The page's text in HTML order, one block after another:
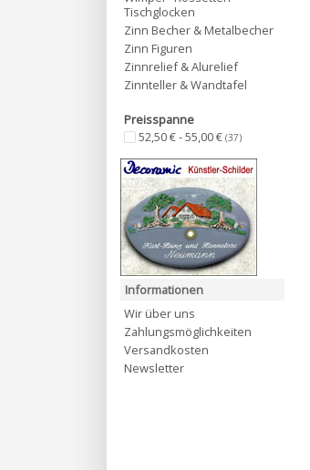
Tischglocken
Zinn Becher & Metalbecher
Zinn Figuren
Zinnrelief & Alurelief
Zinnteller & Wandtafel
Preisspanne
52,50 € - 55,00 € (37)
Informationen
Wir über uns
Zahlungsmöglichkeiten
Versandkosten
Newsletter